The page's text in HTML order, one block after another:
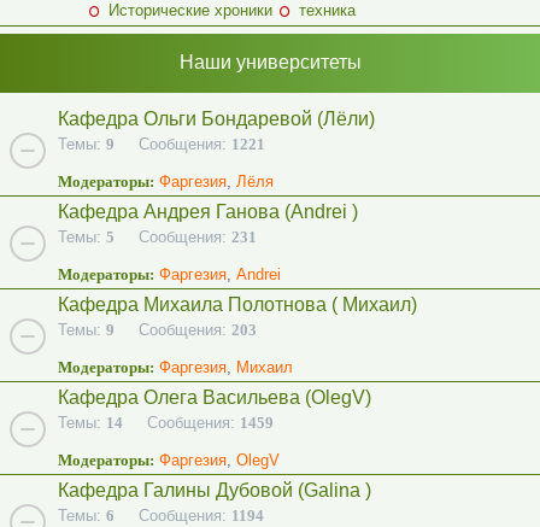
Исторические хроники
техника
Наши университеты
Кафедра Ольги Бондаревой (Лёли)
Темы: 9 Сообщения: 1221
Модераторы: Фаргезия, Лёля
Кафедра Андрея Ганова (Andrei )
Темы: 5 Сообщения: 231
Модераторы: Фаргезия, Andrei
Кафедра Михаила Полотнова ( Михаил)
Темы: 9 Сообщения: 203
Модераторы: Фаргезия, Михаил
Кафедра Олега Васильева (OlegV)
Темы: 14 Сообщения: 1459
Модераторы: Фаргезия, OlegV
Кафедра Галины Дубовой (Galina )
Темы: 6 Сообщения: 1194